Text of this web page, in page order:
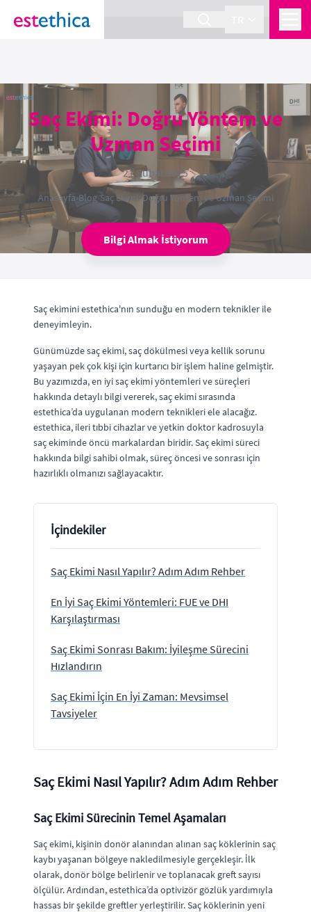
section Service {
Saç Ekimi: Doğru Yöntem ve
Uzman Seçimi
21 Şubat 2025
Anasayfa›Blog›Saç Ekimi: Doğru Yöntem ve Uzman Seçimi
Bilgi Almak İstiyorum
Saç ekimini estethica'nın sunduğu en modern teknikler ile
deneyimleyin.
Günümüzde saç ekimi, saç dökülmesi veya kellik sorunu
yaşayan pek çok kişi için kurtarıcı bir işlem haline gelmiştir.
Bu yazımızda, en iyi saç ekimi yöntemleri ve süreçleri
hakkında detaylı bilgi vererek, saç ekimi sırasında
estethica’da uygulanan modern teknikleri ele alacağız.
estethica, ileri tıbbi cihazlar ve yetkin doktor kadrosuyla
saç ekiminde öncü markalardan biridir. Saç ekimi süreci
hakkında bilgi sahibi olmak, süreç öncesi ve sonrası için
hazırlıklı olmanızı sağlayacaktır.
İçindekiler
Saç Ekimi Nasıl Yapılır? Adım Adım Rehber
En İyi Saç Ekimi Yöntemleri: FUE ve DHI
Karşılaştırması
Saç Ekimi Sonrası Bakım: İyileşme Sürecini
Hızlandırın
Saç Ekimi İçin En İyi Zaman: Mevsimsel
Tavsiyeler
Saç Ekimi Nasıl Yapılır? Adım Adım Rehber
Saç Ekimi Sürecinin Temel Aşamaları
Saç ekimi, kişinin donör alanından alınan saç köklerinin saç
kaybı yaşanan bölgeye nakledilmesiyle gerçekleşir. İlk
olarak, donör bölge belirlenir ve toplanacak greft sayısı
ölçülür. Ardından, estethica’da optivizör gözlük yardımıyla
hassas bir şekilde greftler yerleştirilir. Saç köklerinin yeni